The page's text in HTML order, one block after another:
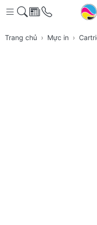
Trang chủ Mực in